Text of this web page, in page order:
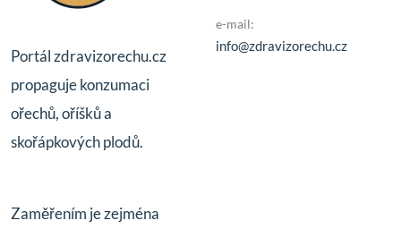
Portál zdravizorechu.cz
propaguje konzumaci
ořechů, oříšků a
skořápkových plodů.
Zaměřením je zejména
e-mail:
info@zdravizorechu.cz